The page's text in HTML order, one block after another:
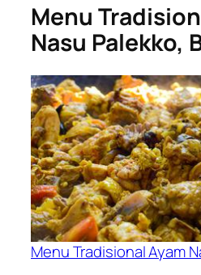
Menu
Nasu Palekko,
Menu Tradisional Ayam